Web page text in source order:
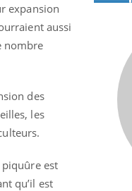
expansion
aussi
nombre
des
les
piquûre est
qu’il est